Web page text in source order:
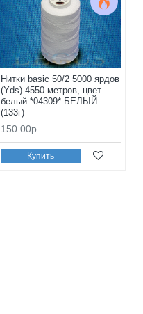
Нитки basic 50/2 5000 ярдов
(Yds) 4550 метров, цвет
белый *04309* БЕЛЫЙ
(133г)
150.00р.
Купить